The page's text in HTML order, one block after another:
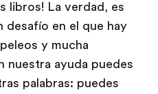
libros! La verdad, es
desafío en el que hay
y mucha
nuestra ayuda puedes
palabras: puedes